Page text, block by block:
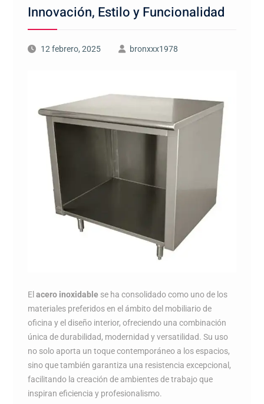
Innovación, Estilo y Funcionalidad
12 febrero, 2025 bronxxx1978
Elacero inoxidable se ha consolidado como uno de los
materiales preferidos en el ámbito del mobiliario de
oficina y el diseño interior, ofreciendo una combinación
única de durabilidad, modernidad y versatilidad. Su uso
no solo aporta un toque contemporáneo a los espacios,
sino que también garantiza una resistencia excepcional,
facilitando la creación de ambientes de trabajo que
inspiran eficiencia y profesionalismo.